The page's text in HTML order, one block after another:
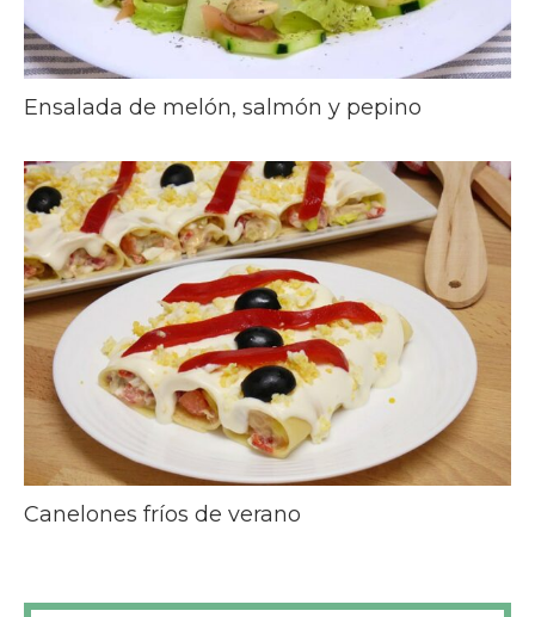
Ensalada de melón, salmón y pepino
Canelones fríos de verano